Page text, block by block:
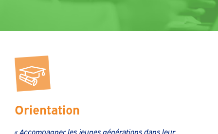
Orientation
« Accompagner les jeunes générations dans leur